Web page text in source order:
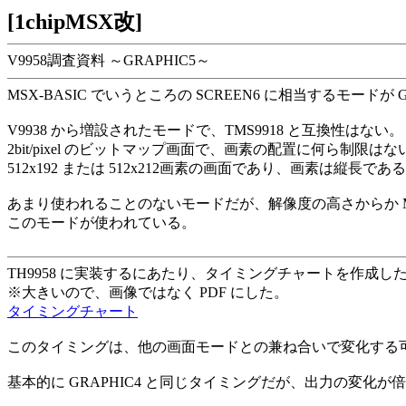
[1chipMSX改]
V9958調査資料 ～GRAPHIC5～
MSX-BASIC でいうところの SCREEN6 に相当するモードが
V9938 から増設されたモードで、TMS9918 と互換性はない。
2bit/pixel のビットマップ画面で、画素の配置に何ら制限はな
512x192 または 512x212画素の画面であり、画素は縦長である
あまり使われることのないモードだが、解像度の高さからか
このモードが使われている。
TH9958 に実装するにあたり、タイミングチャートを作成した
※大きいので、画像ではなく PDF にした。
タイミングチャート
このタイミングは、他の画面モードとの兼ね合いで変化する
基本的に GRAPHIC4 と同じタイミングだが、出力の変化が